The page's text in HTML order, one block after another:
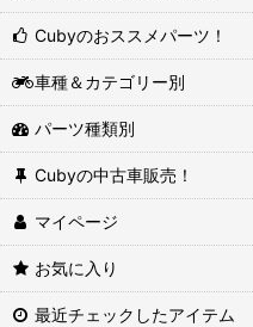
Cubyのおススメパーツ！
車種＆カテゴリー別
パーツ種類別
Cubyの中古車販売！
マイページ
お気に入り
最近チェックしたアイテム